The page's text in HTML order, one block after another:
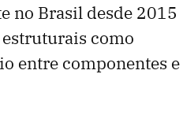
no Brasil desde 2015
como
entre componentes e